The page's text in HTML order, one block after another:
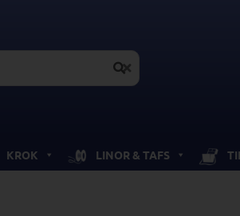
KROK LINOR & TAFS